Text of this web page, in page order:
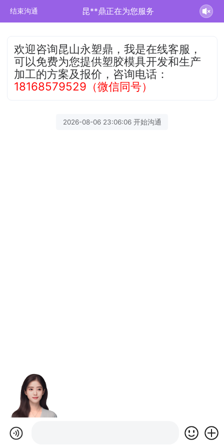
结束沟通 昆**鼎正在为您服务
欢迎咨询昆山永塑鼎，我是在线客服，
可以免费为您提供塑胶模具开发和生产
加工的方案及报价，咨询电话：
18168579529（微信同号）
2026-08-06 23:06:06 开始沟通